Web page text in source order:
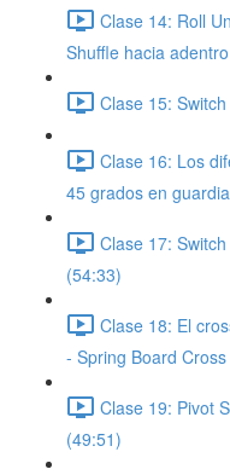
Clase 14: Roll
Shuffle hacia
Clase 15:
Clase 16: Los
45 grados en
Clase 17:
(54:33)
Clase 18: El
- Spring Board
Clase 19: Pivot
(49:51)